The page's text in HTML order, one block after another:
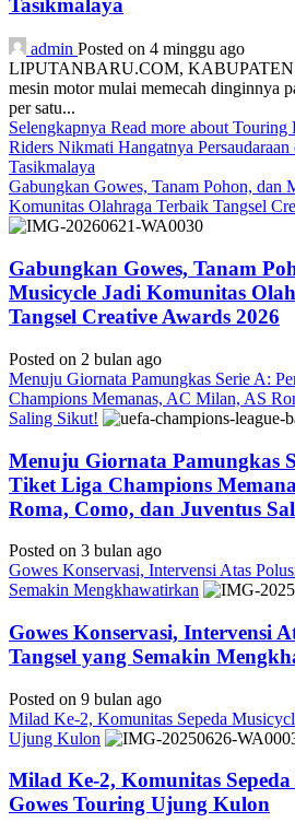
Tasikmalaya
admin Posted on 4 minggu ago
LIPUTANBARU.COM,
mesin motor mulai memecah dinginnya
per satu...
Selengkapnya Read more about
Riders Nikmati Hangatnya
Tasikmalaya
Gabungkan Gowes, Tanam Pohon, dan
Komunitas Olahraga Terbaik Tangsel
Gabungkan Gowes, Tanam
Musicycle Jadi Komunitas
Tangsel Creative Awards 2026
Posted on 2 bulan ago
Menuju Giornata Pamungkas Serie A:
Champions Memanas, AC Milan, AS
Saling Sikut!
Menuju Giornata Pamungkas
Tiket Liga Champions
Roma, Como, dan Juventus
Posted on 3 bulan ago
Gowes Konservasi, Intervensi Atas
Semakin Mengkhawatirkan
Gowes Konservasi, Intervensi
Tangsel yang Semakin
Posted on 9 bulan ago
Milad Ke-2, Komunitas Sepeda
Ujung Kulon
Milad Ke-2, Komunitas
Gowes Touring Ujung Kulon